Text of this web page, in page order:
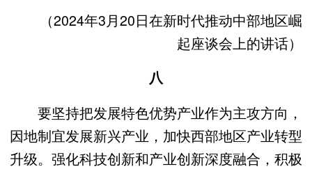
（2024年3月20日在新时代推动中部地区崛
起座谈会上的讲话）
八
要坚持把发展特色优势产业作为主攻方向，
因地制宜发展新兴产业，加快西部地区产业转型
升级。强化科技创新和产业创新深度融合，积极